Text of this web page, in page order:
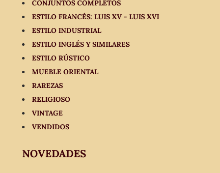
CONJUNTOS COMPLETOS
ESTILO FRANCÉS: LUIS XV - LUIS XVI
ESTILO INDUSTRIAL
ESTILO INGLÉS Y SIMILARES
ESTILO RÚSTICO
MUEBLE ORIENTAL
RAREZAS
RELIGIOSO
VINTAGE
VENDIDOS
NOVEDADES